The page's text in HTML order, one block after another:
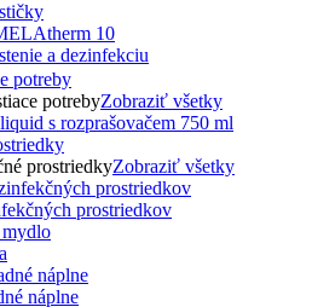
a dezinfekciu
potreby
potrebyZobraziť všetky
prostriedkyZobraziť všetky
prostriedkov
náplne